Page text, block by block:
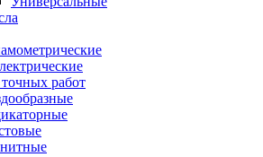
работ